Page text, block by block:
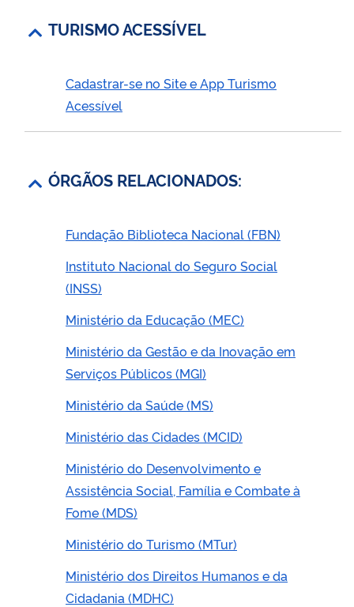
TURISMO ACESSÍVEL
Cadastrar-se no Site e App Turismo
Acessível
ÓRGÃOS RELACIONADOS:
Fundação Biblioteca Nacional (FBN)
Instituto Nacional do Seguro Social
(INSS)
Ministério da Educação (MEC)
Ministério da Gestão e da Inovação em
Serviços Públicos (MGI)
Ministério da Saúde (MS)
Ministério das Cidades (MCID)
Ministério do Desenvolvimento e
Assistência Social, Família e Combate à
Fome (MDS)
Ministério do Turismo (MTur)
Ministério dos Direitos Humanos e da
Cidadania (MDHC)